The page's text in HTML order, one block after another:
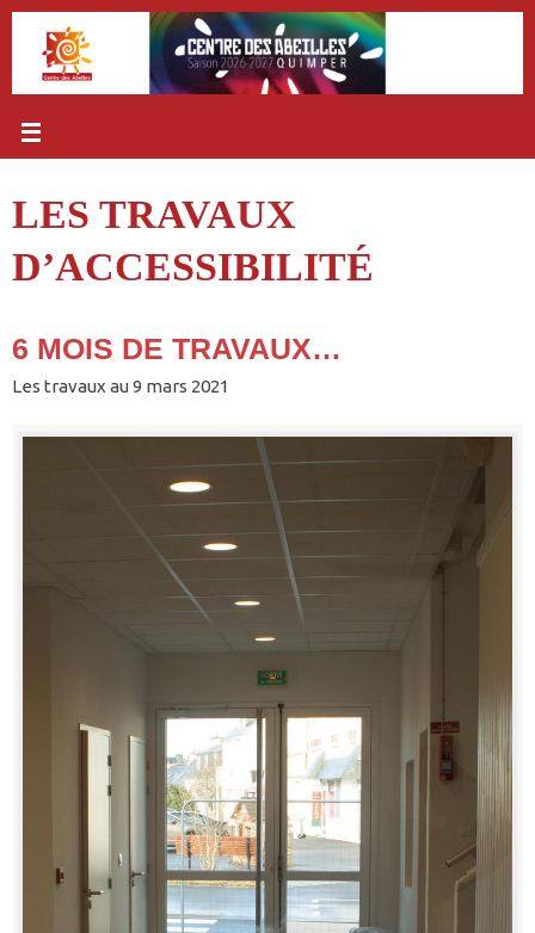
Passer
contenu
LES TRAVAUX
D’ACCESSIBILITÉ
6 MOIS DE TRAVAUX…
Les travaux au 9 mars 2021